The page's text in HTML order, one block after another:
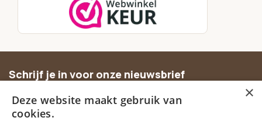
Schrijf je in voor onze nieuwsbrief
aanbiedingen.
×
Deze website maakt gebruik van
cookies.